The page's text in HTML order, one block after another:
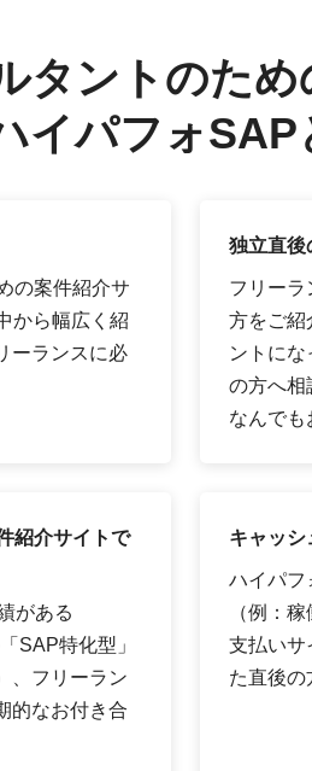
タントのため
イパフォSAP
の案件紹介サ
から幅広く紹
ーランスに必
独立直後
フリーラ
方をご紹
ントに
の方へ相
なんでも
紹介サイトで
がある
SAP特化型」
、フリーラン
的なお付き合
キャッシ
ハイパフ
（例：
支払いサ
た直後の